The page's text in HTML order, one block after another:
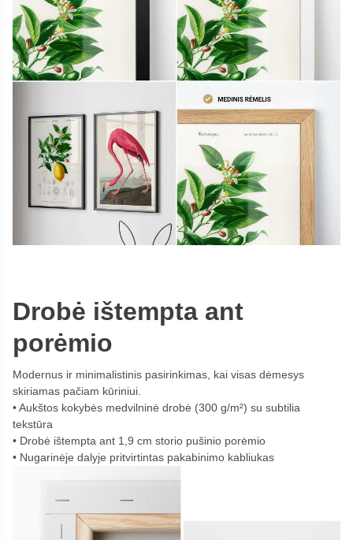
Drobė ištempta ant
porėmio
Modernus ir minimalistinis pasirinkimas, kai visas dėmesys
skiriamas pačiam kūriniui.
Aukštos kokybės medvilninė drobė (300 g/m²) su subtilia
tekstūra
Drobė ištempta ant 1,9 cm storio pušinio porėmio
Nugarinėje dalyje pritvirtintas pakabinimo kabliukas